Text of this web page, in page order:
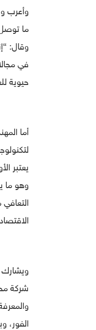
وأعرب
ما
وقال:
في
حيوية
أما
يعتبر
وهو ما
شركة
الفور،